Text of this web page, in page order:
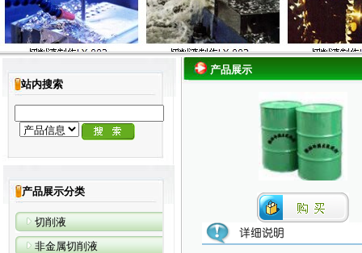
站内搜索
产品展示分类
切削液
非金属切削液
产品展示